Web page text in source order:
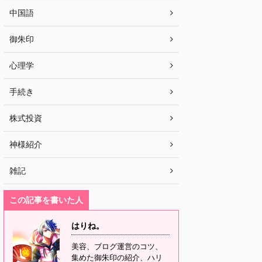
中国語
御朱印
心理学
手続き
株式投資
神様紹介
雑記
この記事を書いた人
はりね。
美容、ブログ運営のコツ、
集めた御朱印の紹介、ハリ